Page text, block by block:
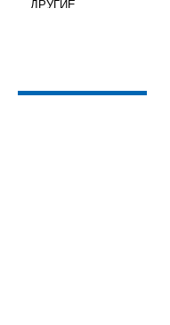
ДРУГИЕ